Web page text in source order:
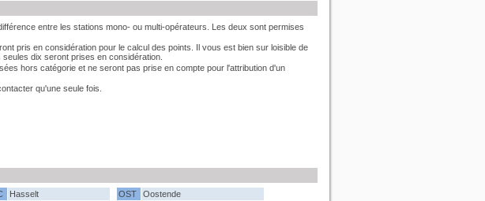
entre les stations mono- ou multi-opérateurs. Les deux sont permises
pris en considération pour le calcul des points. Il vous est bien sur loisible de
dix seront prises en considération.
hors catégorie et ne seront pas prise en compte pour l'attribution d'un
qu'une seule fois.
Hasselt OST
Oostende